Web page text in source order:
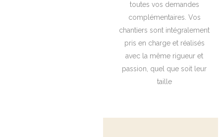
toutes vos demandes
complémentaires. Vos
chantiers sont intégralement
pris en charge et réalisés
avec la même rigueur et
passion, quel que soit leur
taille